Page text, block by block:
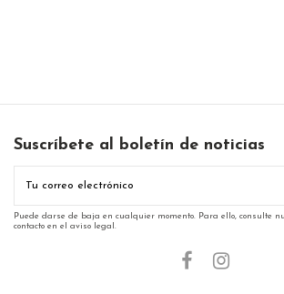
Suscríbete al boletín de noticias
Puede darse de baja en cualquier momento. Para ello, consulte
contacto en el aviso legal.